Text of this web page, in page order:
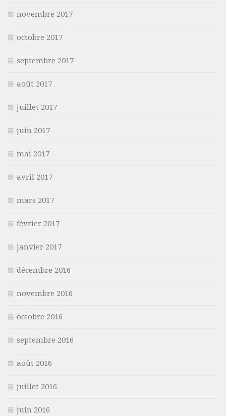
novembre 2017
octobre 2017
septembre 2017
août 2017
juillet 2017
juin 2017
mai 2017
avril 2017
mars 2017
février 2017
janvier 2017
décembre 2016
novembre 2016
octobre 2016
septembre 2016
août 2016
juillet 2016
juin 2016